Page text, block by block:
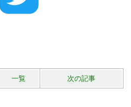
一覧 次の記事